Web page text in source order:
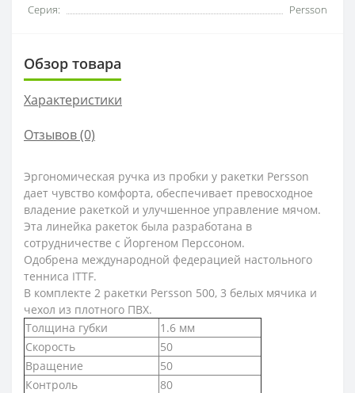
Серия:
Persson
Обзор товара
Характеристики
Отзывов (0)
Эргономическая ручка из пробки у ракетки Persson
дает чувство комфорта, обеспечивает превосходное
владение ракеткой и улучшенное управление мячом.
Эта линейка ракеток была разработана в
сотрудничестве с Йоргеном Перссоном.
Одобрена международной федерацией настольного
тенниса ITTF.
В комплекте 2 ракетки Persson 500, 3 белых мячика и
чехол из плотного ПВХ.
Толщина губки
1.6 мм
Скорость
50
Вращение
50
Контроль
80